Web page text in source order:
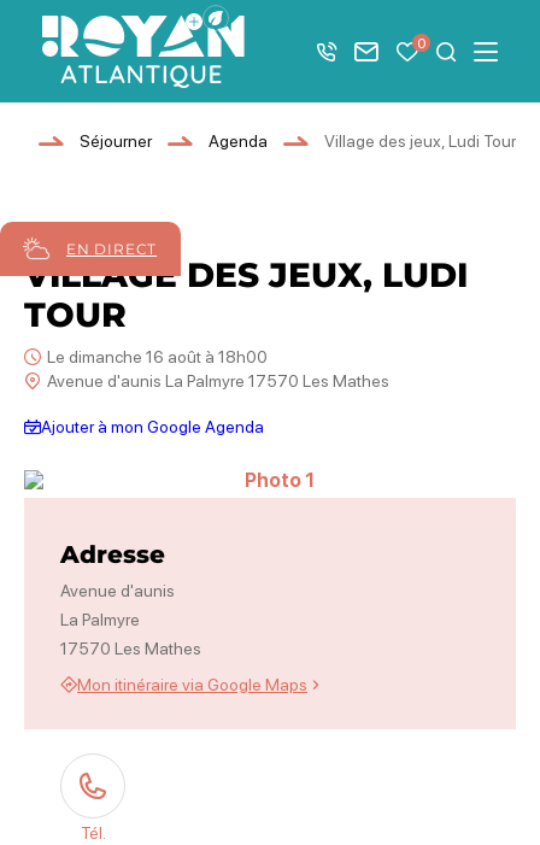
Afficher la barre de navigation du mode éco
Royan Atlantique
+33 5 46 08 21 00
Nous contacter
Mes favoris
0 JeMenu
Séjourner Agenda Village des jeux, Ludi Tour
EN DIRECT
16 août 2026
VILLAGE DES JEUX, LUDI
TOUR
Le dimanche 16 août à 18h00
Avenue d'aunis La Palmyre 17570 Les Mathes
Ajouter à mon Google Agenda
Photo 1
Adresse
Avenue d'aunis
La Palmyre
17570 Les Mathes
Mon itinéraire via Google Maps
Tél.